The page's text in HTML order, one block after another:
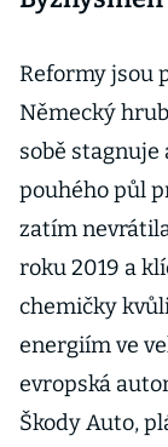
Reformy jsou
Německý
sobě stagnuje
pouhého půl
zatím
roku 2019 a
chemičky
energiím ve
evropská
Škody Auto,